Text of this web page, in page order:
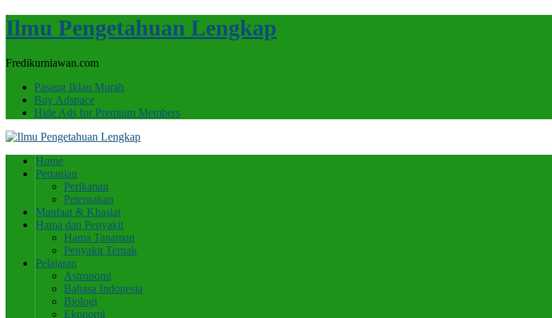
Ilmu Pengetahuan Lengkap
Fredikurniawan.com
Pasang Iklan Murah
Buy Adspace
Hide Ads for Premium Members
Home
Pertanian
Perikanan
Peternakan
Manfaat & Khasiat
Hama dan Penyakit
Hama Tanaman
Penyakit Ternak
Pelajaran
Astronomi
Bahasa Indonesia
Biologi
Ekonomi